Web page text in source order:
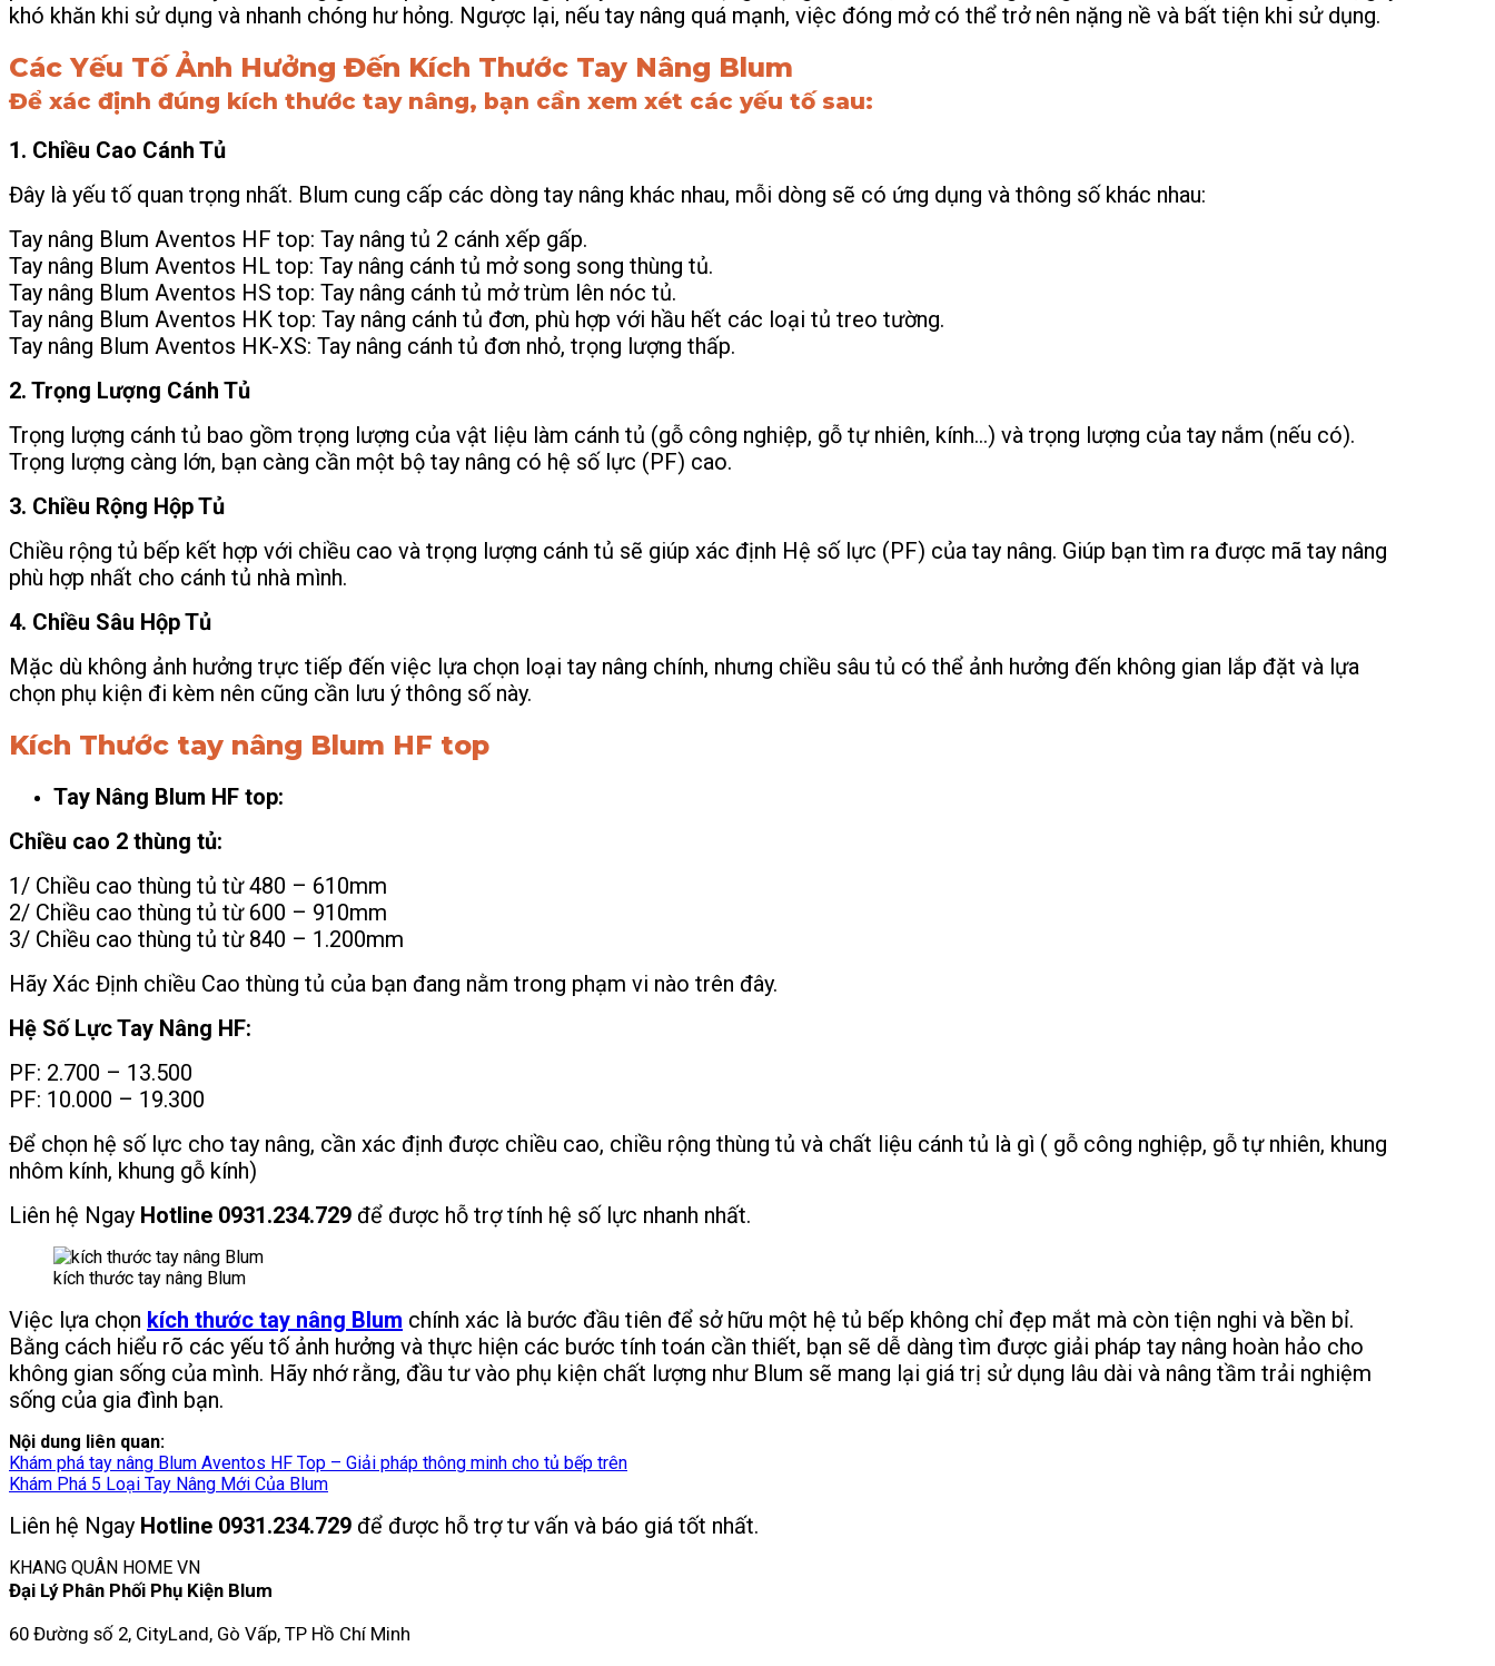
khó khăn khi sử dụng và nhanh chóng hư hỏng. Ngược lại, nếu tay nâng quá mạnh, việc đóng mở có thể trở nên nặng nề và bất tiện khi sử dụng.
Các Yếu Tố Ảnh Hưởng Đến Kích Thước Tay Nâng Blum
Để xác định đúng kích thước tay nâng, bạn cần xem xét các yếu tố sau:
1. Chiều Cao Cánh Tủ
Đây là yếu tố quan trọng nhất. Blum cung cấp các dòng tay nâng khác nhau, mỗi dòng sẽ có ứng dụng và thông số khác nhau:
Tay nâng Blum Aventos HF top: Tay nâng tủ 2 cánh xếp gấp.
Tay nâng Blum Aventos HL top: Tay nâng cánh tủ mở song song thùng tủ.
Tay nâng Blum Aventos HS top: Tay nâng cánh tủ mở trùm lên nóc tủ.
Tay nâng Blum Aventos HK top: Tay nâng cánh tủ đơn, phù hợp với hầu hết các loại tủ treo tường.
Tay nâng Blum Aventos HK-XS: Tay nâng cánh tủ đơn nhỏ, trọng lượng thấp.
2. Trọng Lượng Cánh Tủ
Trọng lượng cánh tủ bao gồm trọng lượng của vật liệu làm cánh tủ (gỗ công nghiệp, gỗ tự nhiên, kính…) và trọng lượng của tay nắm (nếu có).
Trọng lượng càng lớn, bạn càng cần một bộ tay nâng có hệ số lực (PF) cao.
3. Chiều Rộng Hộp Tủ
Chiều rộng tủ bếp kết hợp với chiều cao và trọng lượng cánh tủ sẽ giúp xác định Hệ số lực (PF) của tay nâng. Giúp bạn tìm ra được mã tay nâng
phù hợp nhất cho cánh tủ nhà mình.
4. Chiều Sâu Hộp Tủ
Mặc dù không ảnh hưởng trực tiếp đến việc lựa chọn loại tay nâng chính, nhưng chiều sâu tủ có thể ảnh hưởng đến không gian lắp đặt và lựa
chọn phụ kiện đi kèm nên cũng cần lưu ý thông số này.
Kích Thước tay nâng Blum HF top
Tay Nâng Blum HF top:
Chiều cao 2 thùng tủ:
1/ Chiều cao thùng tủ từ 480 – 610mm
2/ Chiều cao thùng tủ từ 600 – 910mm
3/ Chiều cao thùng tủ từ 840 – 1.200mm
Hãy Xác Định chiều Cao thùng tủ của bạn đang nằm trong phạm vi nào trên đây.
Hệ Số Lực Tay Nâng HF:
PF: 2.700 – 13.500
PF: 10.000 – 19.300
Để chọn hệ số lực cho tay nâng, cần xác định được chiều cao, chiều rộng thùng tủ và chất liệu cánh tủ là gì ( gỗ công nghiệp, gỗ tự nhiên, khung
nhôm kính, khung gỗ kính)
Liên hệ Ngay Hotline 0931.234.729 để được hỗ trợ tính hệ số lực nhanh nhất.
kích thước tay nâng Blum
Việc lựa chọn kích thước tay nâng Blum chính xác là bước đầu tiên để sở hữu một hệ tủ bếp không chỉ đẹp mắt mà còn tiện nghi và bền bỉ.
Bằng cách hiểu rõ các yếu tố ảnh hưởng và thực hiện các bước tính toán cần thiết, bạn sẽ dễ dàng tìm được giải pháp tay nâng hoàn hảo cho
không gian sống của mình. Hãy nhớ rằng, đầu tư vào phụ kiện chất lượng như Blum sẽ mang lại giá trị sử dụng lâu dài và nâng tầm trải nghiệm
sống của gia đình bạn.
Nội dung liên quan:
Khám phá tay nâng Blum Aventos HF Top – Giải pháp thông minh cho tủ bếp trên
Khám Phá 5 Loại Tay Nâng Mới Của Blum
Liên hệ Ngay Hotline 0931.234.729 để được hỗ trợ tư vấn và báo giá tốt nhất.
KHANG QUÂN HOME VN
Đại Lý Phân Phối Phụ Kiện Blum
60 Đường số 2, CityLand, Gò Vấp, TP Hồ Chí Minh